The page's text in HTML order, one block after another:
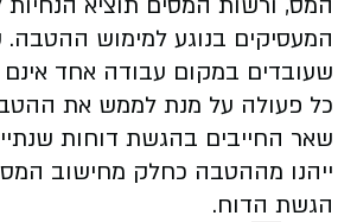
המעסיקים בנוגע למימוש ההטבה.
שעובדים במקום עבודה אחד
כל פעולה על מנת לממש את
שאר החייבים בהגשת דוחות
ייהנו מההטבה כחלק מחישוב
הגשת הדוח.